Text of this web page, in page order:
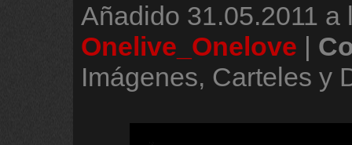
Añadido 31.05.2011 a
Onelive_Onelove |
Imágenes, Carteles y